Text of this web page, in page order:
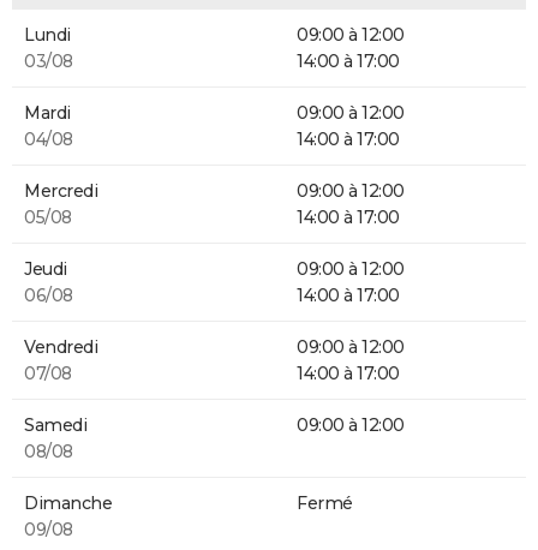
Lundi
03/08
09:00 à 12:00
14:00 à 17:00
Mardi
04/08
09:00 à 12:00
14:00 à 17:00
Mercredi
05/08
09:00 à 12:00
14:00 à 17:00
Jeudi
06/08
09:00 à 12:00
14:00 à 17:00
Vendredi
07/08
09:00 à 12:00
14:00 à 17:00
Samedi
08/08
09:00 à 12:00
Dimanche
09/08
Fermé